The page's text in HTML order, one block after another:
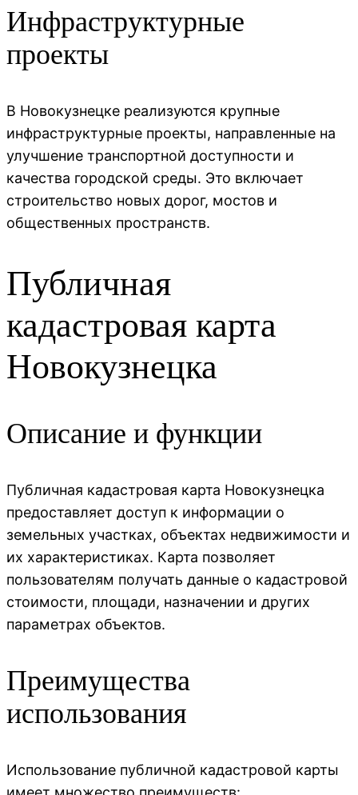
Инфраструктурные
проекты
В Новокузнецке реализуются крупные
инфраструктурные проекты, направленные на
улучшение транспортной доступности и
качества городской среды. Это включает
строительство новых дорог, мостов и
общественных пространств.
Публичная
кадастровая карта
Новокузнецка
Описание и функции
Публичная кадастровая карта Новокузнецка
предоставляет доступ к информации о
земельных участках, объектах недвижимости и
их характеристиках. Карта позволяет
пользователям получать данные о кадастровой
стоимости, площади, назначении и других
параметрах объектов.
Преимущества
использования
Использование публичной кадастровой карты